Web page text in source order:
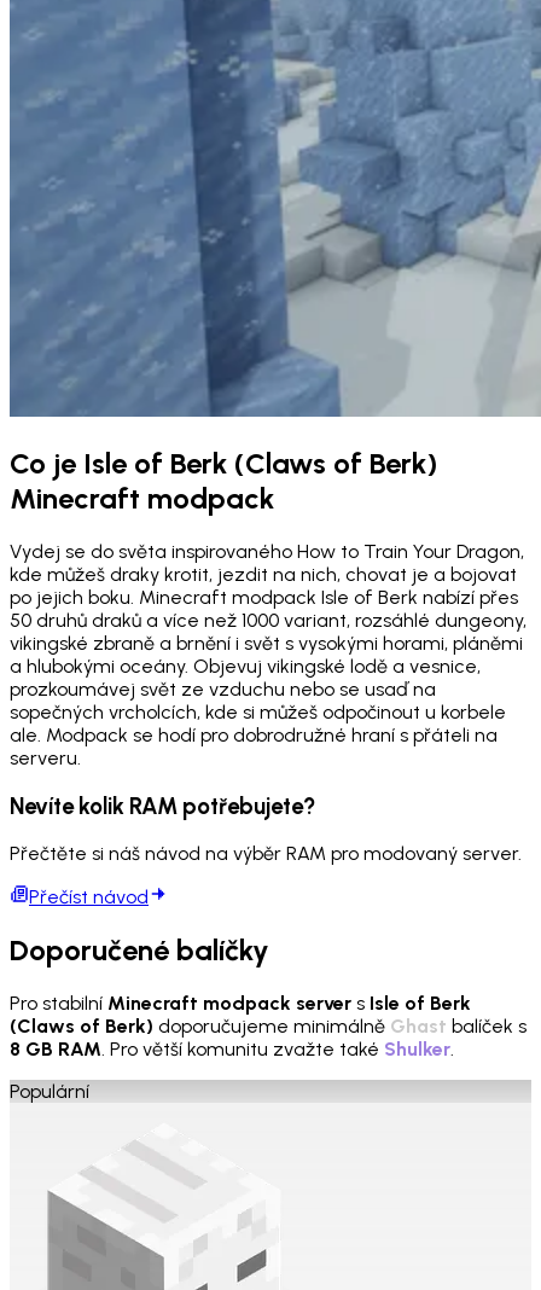
Co je Isle of Berk (Claws of Berk)
Minecraft modpack
Vydej se do světa inspirovaného How to Train Your Dragon,
kde můžeš draky krotit, jezdit na nich, chovat je a bojovat
po jejich boku. Minecraft modpack Isle of Berk nabízí přes
50 druhů draků a více než 1000 variant, rozsáhlé dungeony,
vikingské zbraně a brnění i svět s vysokými horami, pláněmi
a hlubokými oceány. Objevuj vikingské lodě a vesnice,
prozkoumávej svět ze vzduchu nebo se usaď na
sopečných vrcholcích, kde si můžeš odpočinout u korbele
ale. Modpack se hodí pro dobrodružné hraní s přáteli na
serveru.
Nevíte kolik RAM potřebujete?
Přečtěte si náš návod na výběr RAM pro modovaný server.
Přečíst návod
Doporučené balíčky
Pro stabilní Minecraft modpack server s Isle of Berk
(Claws of Berk) doporučujeme minimálně Ghast balíček s
8 GB RAM. Pro větší komunitu zvažte také Shulker.
Populární